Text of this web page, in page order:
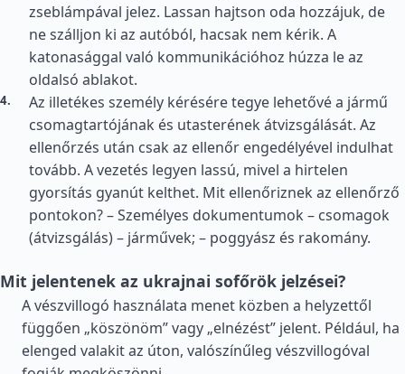
zseblámpával jelez. Lassan hajtson oda hozzájuk, de
ne szálljon ki az autóból, hacsak nem kérik. A
katonasággal való kommunikációhoz húzza le az
oldalsó ablakot.
Az illetékes személy kérésére tegye lehetővé a jármű
csomagtartójának és utasterének átvizsgálását. Az
ellenőrzés után csak az ellenőr engedélyével indulhat
tovább. A vezetés legyen lassú, mivel a hirtelen
gyorsítás gyanút kelthet. Mit ellenőriznek az ellenőrző
pontokon? – Személyes dokumentumok – csomagok
(átvizsgálás) – járművek; – poggyász és rakomány.
Mit jelentenek az ukrajnai sofőrök jelzései?
A vészvillogó használata menet közben a helyzettől
függően „köszönöm” vagy „elnézést” jelent. Például, ha
elenged valakit az úton, valószínűleg vészvillogóval